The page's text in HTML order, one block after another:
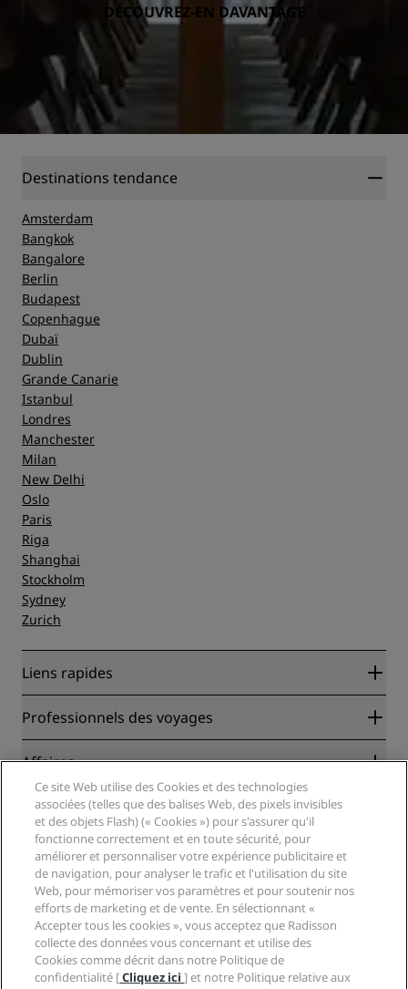
DÉCOUVREZ-EN DAVANTAGE
Destinations tendance
Amsterdam
Bangkok
Bangalore
Berlin
Budapest
Copenhague
Dubaï
Dublin
Grande Canarie
Istanbul
Londres
Manchester
Milan
New Delhi
Oslo
Paris
Riga
Shanghai
Stockholm
Sydney
Zurich
Liens rapides
Radisson Rewards
Blog
Nouveaux et futurs hôtels
Application Radisson Hotels
Hôtels adaptés aux sportifs
Hôtels adaptés aux Familles
Santé et sécurité
Professionnels des voyages
Partenaires
Agents de voyages
Affaires
Radisson Hotel Group
Médias
Carrières RHG
Carrières PPHE
Carrières EHL
The Club by RHG
Opportunités de développement
Entreprise responsable
Approvisionnement
Légal
Centre de confidentialité
Mentions légales
Conditions générales Radisson Rewards
Contrat d’utilisation du site
Accessibilité numérique
Déclaration sur l’esclavage moderne
Aide
Avis aux consommateurs
Contact
FAQ
Plan du site
Médias sociaux
Marques Radisson Hotels
Ce site Web utilise des Cookies et des technologies
associées (telles que des balises Web, des pixels invisibles
et des objets Flash) (« Cookies ») pour s'assurer qu'il
fonctionne correctement et en toute sécurité, pour
améliorer et personnaliser votre expérience publicitaire et
de navigation, pour analyser le trafic et l'utilisation du site
Web, pour mémoriser vos paramètres et pour soutenir nos
efforts de marketing et de vente. En sélectionnant «
Accepter tous les cookies », vous acceptez que Radisson
collecte des données vous concernant et utilise des
Cookies comme décrit dans notre Politique de
confidentialité [Cliquez ici] et notre Politique relative aux